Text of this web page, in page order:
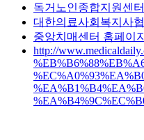
독거노인종합지원센
대한의료사회복지사
중앙치매센터 홈페이지
http://